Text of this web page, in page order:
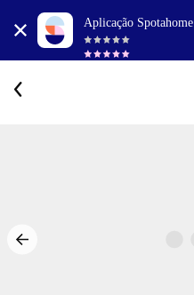
Aplicação Spotahome